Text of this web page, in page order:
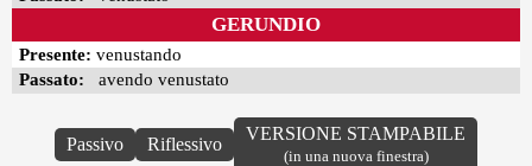
GERUNDIO
Presente: venustando
Passato: avendo venustato
Passivo Riflessivo
VERSIONE STAMPABILE
(in una nuova finestra)